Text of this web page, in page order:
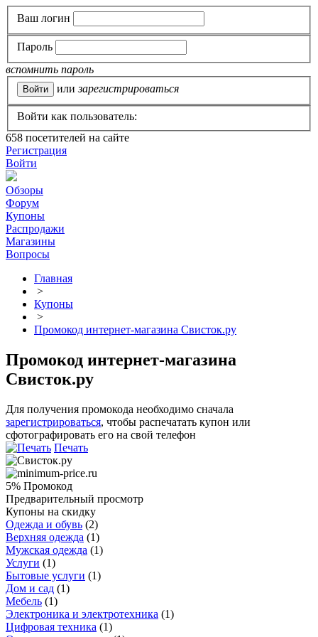
Ваш логин
Пароль
вспомнить пароль
или зарегистрироваться
Войти как пользователь:
658 посетителей на сайте
Регистрация
Войти
Обзоры
Форум
Купоны
Распродажи
Магазины
Вопросы
Главная
>
Купоны
>
Промокод интернет-магазина Свисток.ру
Промокод интернет-магазина
Свисток.ру
Для получения промокода необходимо сначала
зарегистрироваться, чтобы распечатать купон или
сфотографировать его на свой телефон
Печать
5% Промокод
Предварительный просмотр
Купоны на скидку
Одежда и обувь (2)
Верхняя одежда (1)
Мужская одежда (1)
Услуги (1)
Бытовые услуги (1)
Дом и сад (1)
Мебель (1)
Электроника и электротехника (1)
Цифровая техника (1)